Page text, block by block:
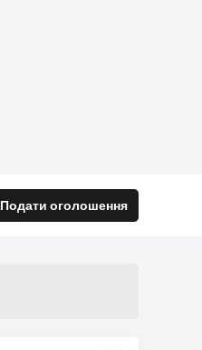
Подати оголошення